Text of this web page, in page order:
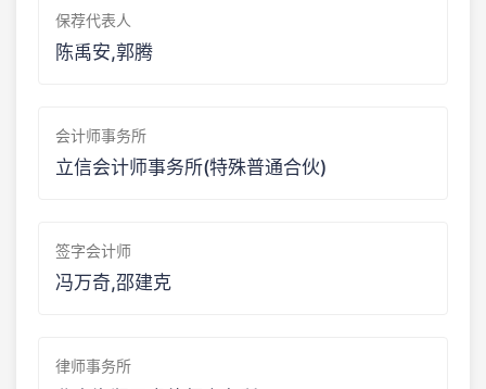
保荐代表人
陈禹安,郭腾
会计师事务所
立信会计师事务所(特殊普通合伙)
签字会计师
冯万奇,邵建克
律师事务所